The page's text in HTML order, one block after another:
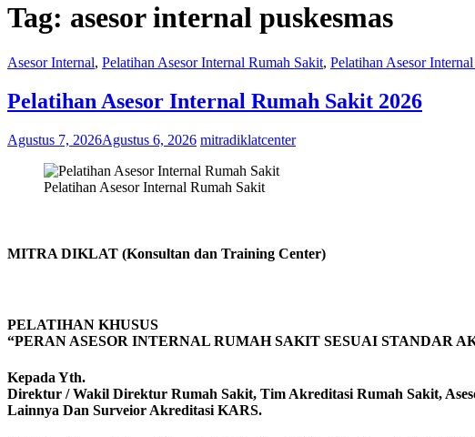
Tag: asesor internal puskesmas
Asesor Internal, Pelatihan Asesor Internal Rumah Sakit, Pelatihan Asesor
Pelatihan Asesor Internal Rumah Sakit 2026
Agustus 7, 2026Agustus 6, 2026 mitradiklatcenter
Pelatihan Asesor Internal Rumah Sakit
MITRA DIKLAT (Konsultan dan Training Center)
PELATIHAN KHUSUS
“PERAN ASESOR INTERNAL RUMAH SAKIT SESUAI STANDAR
Kepada Yth.
Direktur / Wakil Direktur Rumah Sakit, Tim Akreditasi Rumah Sakit,
Lainnya Dan Surveior Akreditasi KARS.